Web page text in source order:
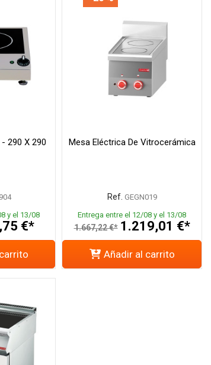
290 X 290
y el 13/08
€*
Mesa Eléctrica De Vitrocerámica
Ref. GEGN019
Entrega entre el 12/08 y el 13/08
1.667,22 €* 1.219,01 €*
Añadir al carrito